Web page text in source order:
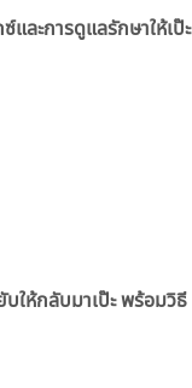
ละการดูแลรักษาให้เป๊ะ
ให้กลับมาเป๊ะ พร้อมวิธี